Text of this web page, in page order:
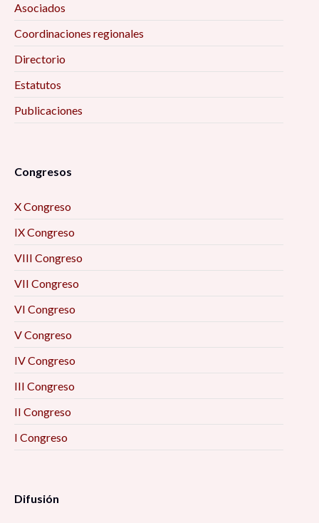
Asociados
Coordinaciones regionales
Directorio
Estatutos
Publicaciones
Congresos
X Congreso
IX Congreso
VIII Congreso
VII Congreso
VI Congreso
V Congreso
IV Congreso
III Congreso
II Congreso
I Congreso
Difusión